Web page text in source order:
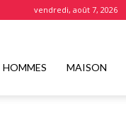
vendredi, août 7, 2026
HOMMES MAISON